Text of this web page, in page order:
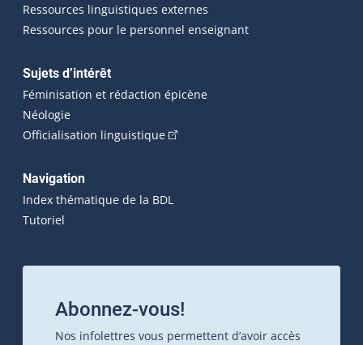
Ressources linguistiques externes
Ressources pour le personnel enseignant
Sujets d’intérêt
Féminisation et rédaction épicène
Néologie
Officialisation linguistique(Cet hyperlien externe s'ouvrira
Navigation
Index thématique de la BDL
Tutoriel
Abonnez-vous!
Nos infolettres vous permettent d’avoir accès